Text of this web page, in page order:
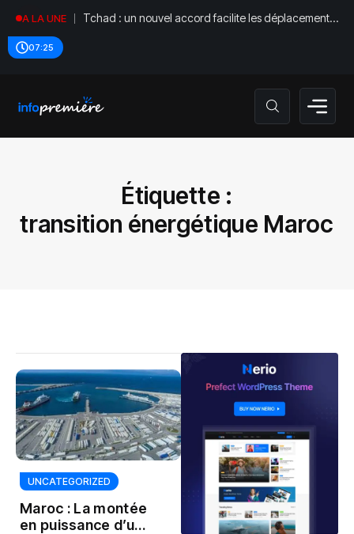
A LA UNE
Tchad : un nouvel accord facilite les déplacements
07:25
Étiquette :
transition énergétique Maroc
UNCATEGORIZED
Maroc : La montée
en puissance d’un